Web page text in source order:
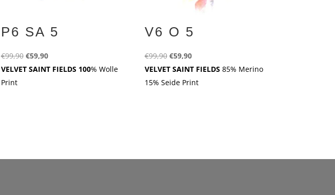
P6 SA 5
€99,90 Ursprünglicher
Preis
€59,90Aktueller
Preis
VELVET SAINT FIELDS 100% Wolle
Print
V6 O 5
€99,90 Ursprünglicher
Preis
war:
€59,90Aktueller
Preis
ist:
VELVET SAINT FIELDS 85% Merino
15% Seide Print